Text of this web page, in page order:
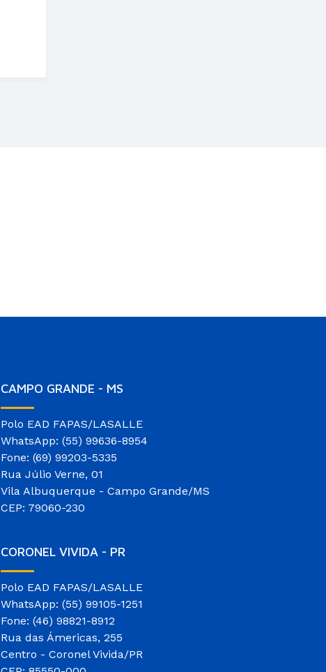
CAMPO GRANDE - MS
Polo EAD FAPAS/LASALLE
WhatsApp: (55) 99636-8954
Fone: (69) 99203-5335
Rua Júlio Verne, 01
Vila Albuquerque - Campo Grande/MS
CEP: 79060-230
CORONEL VIVIDA - PR
Polo EAD FAPAS/LASALLE
WhatsApp: (55) 99105-1251
Fone: (46) 98821-8912
Rua das Ámericas, 255
Centro - Coronel Vivida/PR